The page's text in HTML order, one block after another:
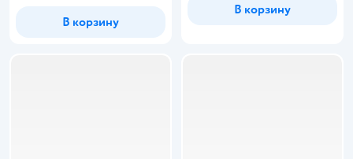
В корзину
В корзину